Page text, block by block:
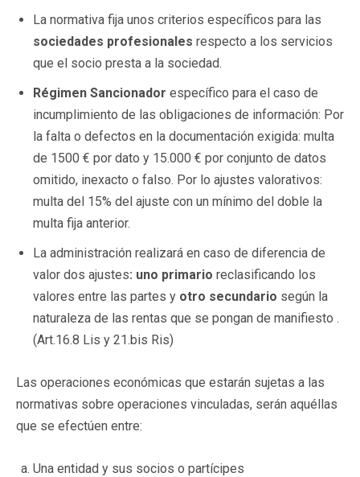
La normativa fija unos criterios específicos para las
sociedades profesionales respecto a los servicios
que el socio presta a la sociedad.
Régimen Sancionador específico para el caso de
incumplimiento de las obligaciones de información: Por
la falta o defectos en la documentación exigida: multa
de 1500 € por dato y 15.000 € por conjunto de datos
omitido, inexacto o falso. Por lo ajustes valorativos:
multa del 15% del ajuste con un mínimo del doble la
multa fija anterior.
La administración realizará en caso de diferencia de
valor dos ajustes: uno primario reclasificando los
valores entre las partes y otro secundario según la
naturaleza de las rentas que se pongan de manifiesto .
(Art.16.8 Lis y 21.bis Ris)
Las operaciones económicas que estarán sujetas a las
normativas sobre operaciones vinculadas, serán aquéllas
que se efectúen entre:
Una entidad y sus socios o partícipes